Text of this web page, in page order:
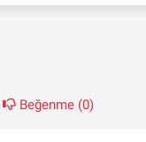
Beğenme (0)